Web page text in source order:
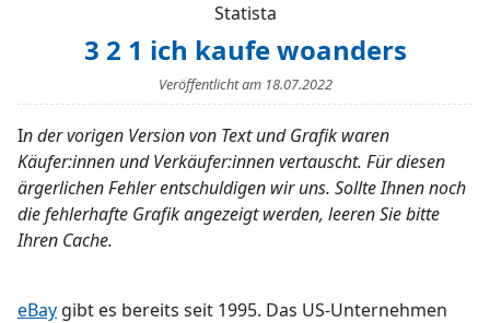
Statista
3 2 1 ich kaufe woanders
Veröffentlicht am 18.07.2022
In der vorigen Version von Text und Grafik waren
Käufer:innen und Verkäufer:innen vertauscht. Für diesen
ärgerlichen Fehler entschuldigen wir uns. Sollte Ihnen noch
die fehlerhafte Grafik angezeigt werden, leeren Sie bitte
Ihren Cache.
eBay gibt es bereits seit 1995. Das US-Unternehmen